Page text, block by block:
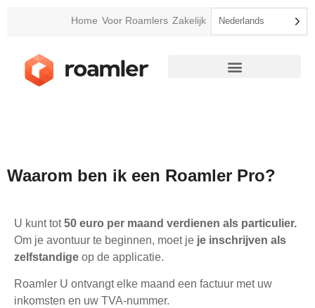
Home Voor Roamlers Zakelijk Nederlands
Waarom ben ik een Roamler Pro?
U kunt tot50 euro per maand verdienen als particulier.
Om je avontuur te beginnen, moet je je inschrijven als
zelfstandige op de applicatie.
Roamler U ontvangt elke maand een factuur met uw
inkomsten en uw TVA-nummer.